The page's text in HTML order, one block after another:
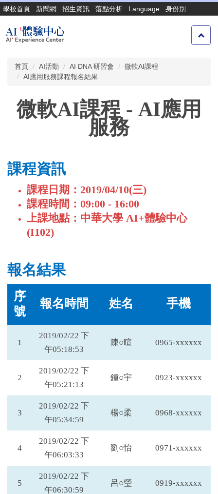
跳
到
主
要
學校首頁 新聞網 招生資訊 落點分析 Language 身份別
首頁 AI活動 AI DNA 研習會
微軟AI課程
AI應用服務課程報名結果
微軟AI課程 - AI應用
服務
課程資訊
課程日期：2019/04/10(三)
課程時間：09:00 - 16:00
上課地點：中華大學 AI+體驗中心
(I102)
報名結果
序
號
報名時間 姓名 手機
1
2019/02/22 下
午05:18:53
陳○暄 0965-xxxxxx
2
2019/02/22 下
午05:21:13
鍾○宇 0923-xxxxxx
3
2019/02/22 下
午05:34:59
楊○柔 0968-xxxxxx
4
2019/02/22 下
午06:03:33
劉○怡 0971-xxxxxx
5
2019/02/22 下
午06:30:59
呂○瑩 0919-xxxxxx